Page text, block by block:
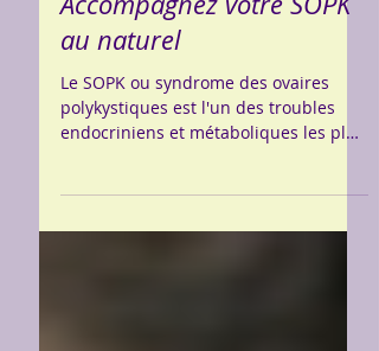
26 mars 2024
Accompagnez votre SOPK
au naturel
Le SOPK ou syndrome des ovaires
endocriniens et métaboliques les plus